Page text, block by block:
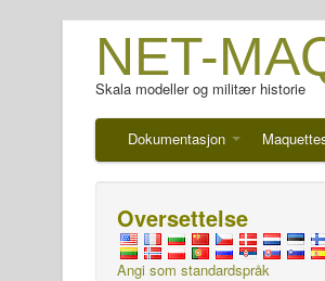
NET-
Skala modeller og militær historie
Dokumentasjon
Oversettelse
Angi som standardspråk